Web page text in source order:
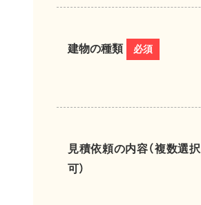
建物の種類 必須
見積依頼の内容（複数選択
可）